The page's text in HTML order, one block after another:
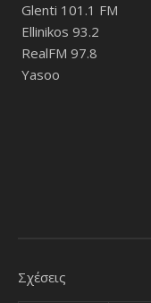
Glenti 101.1 FM
Ellinikos 93.2
RealFM 97.8
Yasoo
Σχέσεις